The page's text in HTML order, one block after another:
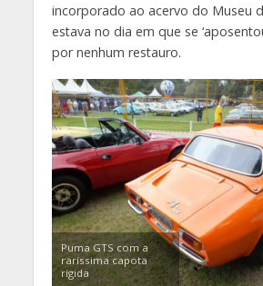
incorporado ao acervo do Museu
estava no dia em que se
por nenhum restauro.
Puma GTS com a
raríssima capota
rígida